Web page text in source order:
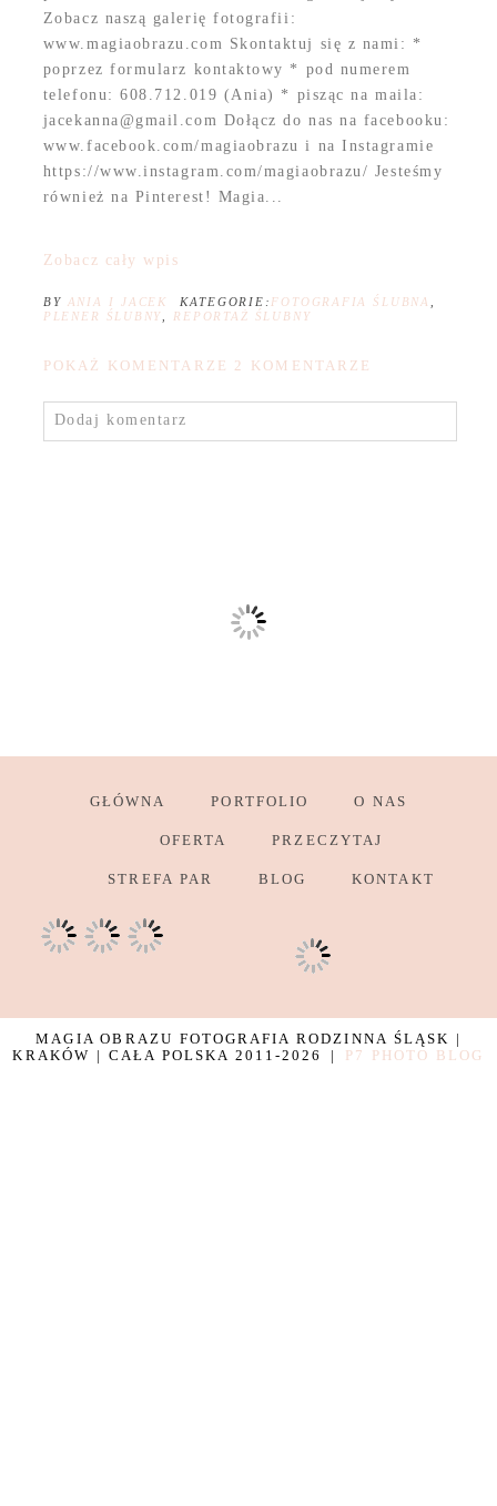
Zobacz naszą galerię fotografii:
www.magiaobrazu.com Skontaktuj się z nami: *
poprzez formularz kontaktowy * pod numerem
telefonu: 608.712.019 (Ania) * pisząc na maila:
jacekanna@gmail.com Dołącz do nas na facebooku:
www.facebook.com/magiaobrazu i na Instagramie
https://www.instagram.com/magiaobrazu/ Jesteśmy
również na Pinterest! Magia...
Zobacz cały wpis
BY ANIA I JACEK KATEGORIE: FOTOGRAFIA ŚLUBNA ,
PLENER ŚLUBNY, REPORTAŻ ŚLUBNY
POKAŻ KOMENTARZE 2 KOMENTARZE
Dodaj komentarz
GŁÓWNA PORTFOLIO O NAS
OFERTA PRZECZYTAJ
STREFA PAR BLOG KONTAKT
MAGIA OBRAZU FOTOGRAFIA RODZINNA ŚLĄSK |
KRAKÓW | CAŁA POLSKA 2011-2026
| P7 PHOTO BLOG